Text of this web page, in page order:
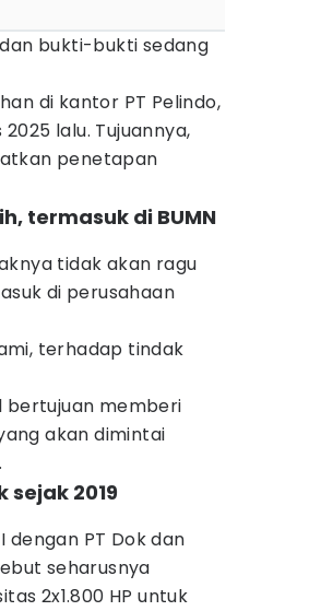
bukti-bukti sedang
di kantor PT Pelindo,
lalu. Tujuannya,
penetapan
termasuk di BUMN
tidak akan ragu
di perusahaan
terhadap tindak
bertujuan memberi
akan dimintai
2019
dengan PT Dok dan
seharusnya
2x1.800 HP untuk